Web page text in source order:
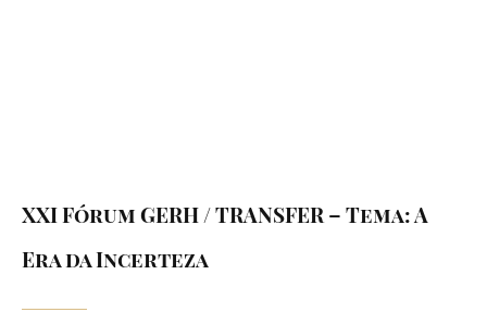
Our History
XXI Fórum GERH / TRANSFER – Tema: A
Era da Incerteza